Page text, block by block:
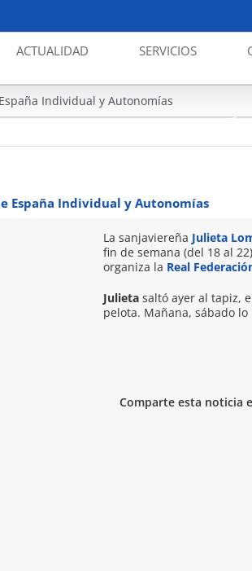
ACTUALIDAD SERVICIOS
Individual y Autonomías
España Individual y Autonomías
La sanjaviereña Julieta
fin de semana (del 18 al
organiza la Real
Julietasaltó ayer al tapiz,
pelota. Mañana, sábado
Comparte esta noticia